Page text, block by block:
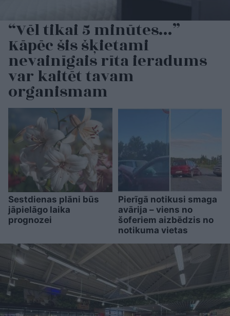
“Vēl tikai 5 minūtes…”
Kāpēc šis šķietami
nevainīgais rīta ieradums
var kaitēt tavam
organismam
Sestdienas plāni būs
jāpielāgo laika
prognozei
Pierīgā notikusi smaga
avārija – viens no
šoferiem aizbēdzis no
notikuma vietas